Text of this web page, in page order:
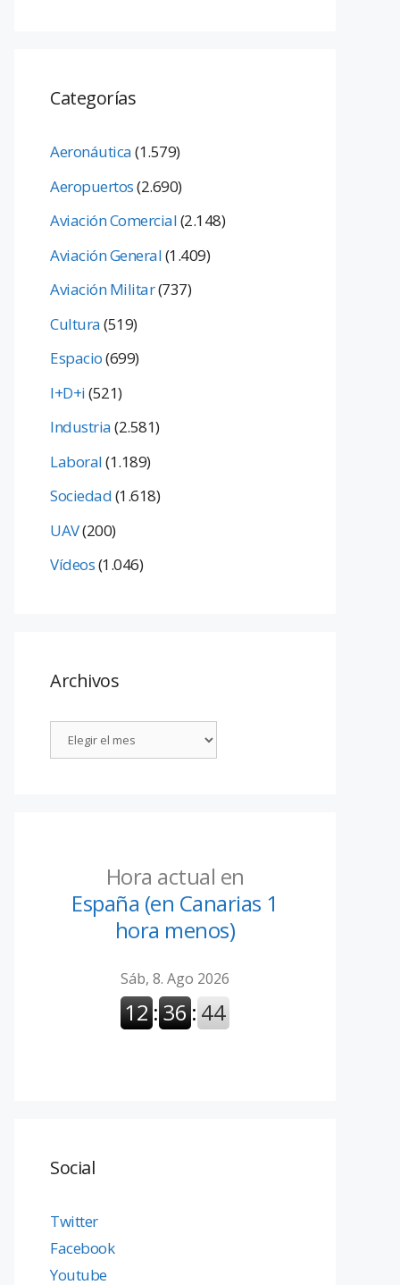
Categorías
Aeronáutica(1.579)
Aeropuertos(2.690)
Aviación Comercial(2.148)
Aviación General(1.409)
Aviación Militar(737)
Cultura(519)
Espacio(699)
I+D+i(521)
Industria(2.581)
Laboral(1.189)
Sociedad(1.618)
UAV(200)
Vídeos(1.046)
Archivos
Hora actual en
España (en Canarias 1
hora menos)
Social
Twitter
Facebook
Youtube